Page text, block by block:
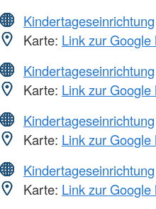
Kindertageseinrichtung
Karte: Link zur
Kindertageseinrichtung
Karte: Link zur
Kindertageseinrichtung
Karte: Link zur
Kindertageseinrichtung
Karte: Link zur